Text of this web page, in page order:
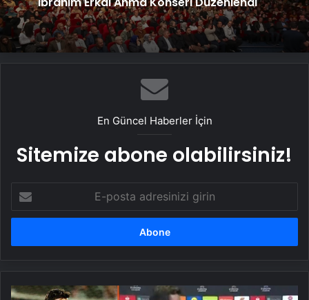
En Güncel Haberler İçin
Sitemize abone olabilirsiniz!
posta
adresinizi
Mert